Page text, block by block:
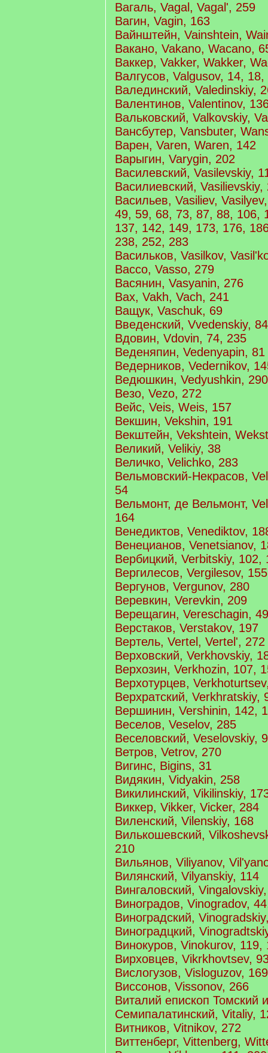
Вагаль, Vagal, Vagal', 259
Вагин, Vagin, 163
Вайнштейн, Vainshtein,
Вакано, Vakano, Wacano,
Ваккер, Vakker, Wakker,
Валгусов, Valgusov, 14,
Валединский, Valedinskiy,
Валентинов, Valentinov,
Вальковский, Valkovskiy,
Вансбутер, Vansbuter,
Варен, Varen, Waren, 142
Варыгин, Varygin, 202
Василевский, Vasilevskiy,
Василиевский, Vasilievskiy,
Васильев, Vasiliev,
49, 59, 68, 73, 87, 88, 106,
137, 142, 149, 173, 176,
238, 252, 283
Васильков, Vasilkov,
Вассо, Vasso, 279
Васянин, Vasyanin, 276
Вах, Vakh, Vach, 241
Ващук, Vaschuk, 69
Введенский, Vvedenskiy,
Вдовин, Vdovin, 74, 235
Веденяпин, Vedenyapin, 81
Ведерников, Vedernikov,
Ведюшкин, Vedyushkin, 290
Везо, Vezo, 272
Вейс, Veis, Weis, 157
Векшин, Vekshin, 191
Векштейн, Vekshtein,
Великий, Velikiy, 38
Величко, Velichko, 283
Вельмовский-Некрасов,
54
Вельмонт, де Вельмонт,
164
Венедиктов, Venediktov,
Венецианов, Venetsianov,
Вербицкий, Verbitskiy, 102,
Вергилесов, Vergilesov, 155
Вергунов, Vergunov, 280
Веревкин, Verevkin, 209
Верещагин, Vereschagin,
Верстаков, Verstakov, 197
Вертель, Vertel, Vertel', 272
Верховский, Verkhovskiy,
Верхозин, Verkhozin, 107,
Верхотурцев,
Верхратский, Verkhratskiy,
Вершинин, Vershinin, 142,
Веселов, Veselov, 285
Веселовский, Veselovskiy,
Ветров, Vetrov, 270
Вигинс, Bigins, 31
Видякин, Vidyakin, 258
Викилинский, Vikilinskiy,
Виккер, Vikker, Vicker, 284
Виленский, Vilenskiy, 168
Вилькошевский,
210
Вильянов, Viliyanov,
Вилянский, Vilyanskiy, 114
Вингаловский,
Виноградов, Vinogradov,
Виноградский,
Виноградцкий,
Винокуров, Vinokurov, 119,
Вирховцев, Vikrkhovtsev,
Вислогузов, Visloguzov, 169
Виссонов, Vissonov, 266
Виталий епископ Томский и
Семипалатинский, Vitaliy,
Витников, Vitnikov, 272
Виттенберг, Vittenberg,